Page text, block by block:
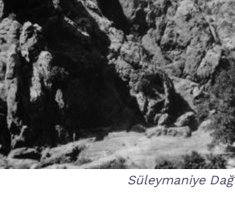
Süleymaniye